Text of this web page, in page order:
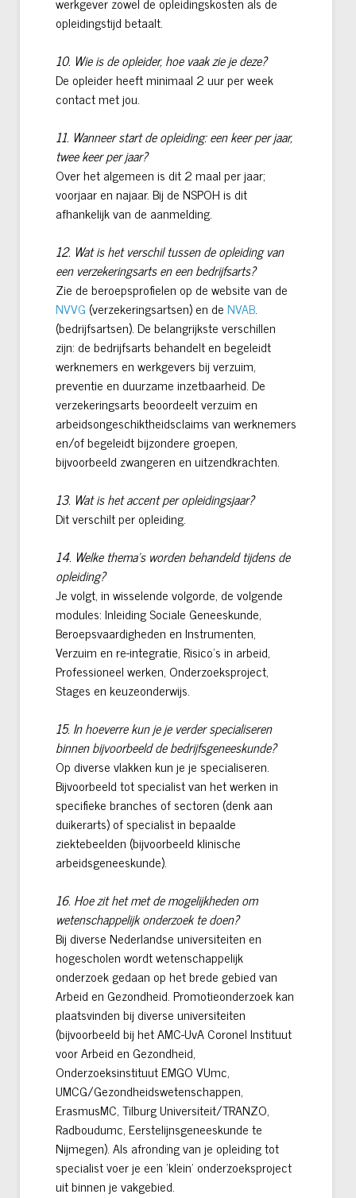
opleidingstijd betaalt.
10. Wie is de opleider, hoe vaak zie je deze?
De opleider heeft minimaal 2 uur per week
contact met jou.
11. Wanneer start de opleiding: een keer per jaar,
twee keer per jaar?
Over het algemeen is dit 2 maal per jaar;
voorjaar en najaar. Bij de NSPOH is dit
afhankelijk van de aanmelding.
12. Wat is het verschil tussen de opleiding van
een verzekeringsarts en een bedrijfsarts?
Zie de beroepsprofielen op de website van de
NVVG (verzekeringsartsen) en deNVAB.
(bedrijfsartsen). De belangrijkste verschillen
zijn: de bedrijfsarts behandelt en begeleidt
werknemers en werkgevers bij verzuim,
preventie en duurzame inzetbaarheid. De
verzekeringsarts beoordeelt verzuim en
arbeidsongeschiktheidsclaims van werknemers
en/of begeleidt bijzondere groepen,
bijvoorbeeld zwangeren en uitzendkrachten.
13. Wat is het accent per opleidingsjaar?
Dit verschilt per opleiding.
14. Welke thema’s worden behandeld tijdens de
opleiding?
Je volgt, in wisselende volgorde, de volgende
modules: Inleiding Sociale Geneeskunde,
Beroepsvaardigheden en Instrumenten,
Verzuim en re-integratie, Risico’s in arbeid,
Professioneel werken, Onderzoeksproject,
Stages en keuzeonderwijs.
15. In hoeverre kun je je verder specialiseren
binnen bijvoorbeeld de bedrijfsgeneeskunde?
Op diverse vlakken kun je je specialiseren.
Bijvoorbeeld tot specialist van het werken in
specifieke branches of sectoren (denk aan
duikerarts) of specialist in bepaalde
ziektebeelden (bijvoorbeeld klinische
arbeidsgeneeskunde).
16. Hoe zit het met de mogelijkheden om
wetenschappelijk onderzoek te doen?
Bij diverse Nederlandse universiteiten en
hogescholen wordt wetenschappelijk
onderzoek gedaan op het brede gebied van
Arbeid en Gezondheid. Promotieonderzoek kan
plaatsvinden bij diverse universiteiten
(bijvoorbeeld bij het AMC-UvA Coronel Instituut
voor Arbeid en Gezondheid,
Onderzoeksinstituut EMGO VUmc,
UMCG/Gezondheidswetenschappen,
ErasmusMC, Tilburg Universiteit/TRANZO,
Radboudumc, Eerstelijnsgeneeskunde te
Nijmegen). Als afronding van je opleiding tot
specialist voer je een ‘klein’ onderzoeksproject
uit binnen je vakgebied.